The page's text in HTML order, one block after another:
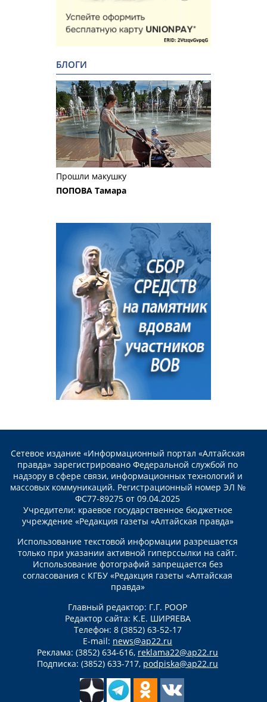
БЛОГИ
Прошли макушку
ПОПОВА Тамара
Сетевое издание «Информационный портал «Алтайская
правда» зарегистрировано Федеральной службой по
надзору в сфере связи, информационных технологий и
массовых коммуникаций. Регистрационный номер ЭЛ №
ФС77-89275 от 09.04.2025
Учредители: краевое государственное бюджетное
учреждение «Редакция газеты «Алтайская правда»
Использование текстовой информации разрешается
только при указании активной гиперссылки на сайт.
Использование фотографий запрещается без
согласования с КГБУ «Редакция газеты «Алтайская
правда»
Главный редактор: Г.Г. РООР
Редактор сайта: К.Е. ШИРЯЕВА
Телефон: 8 (3852) 63-52-17
E-mail: news@ap22.ru
Реклама: (3852) 634-616, reklama22@ap22.ru
Подписка: (3852) 633-717, podpiska@ap22.ru